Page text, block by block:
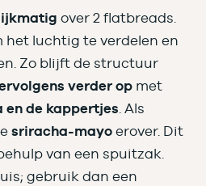
over 2 flatbreads.
het luchtig te verdelen en
Zo blijft de structuur
verder op met
en de kappertjes. Als
sriracha-mayo erover. Dit
van een spuitzak.
gebruik dan een